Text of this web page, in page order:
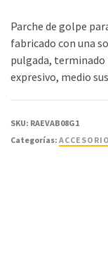
Parche de golpe
fabricado con una
pulgada, terminado
expresivo, medio
SKU: RAEVAB08G1
Categorías: